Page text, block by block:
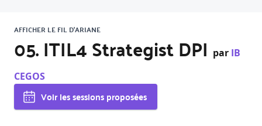
AFFICHER LE FIL D'ARIANE
05. ITIL4 Strategist DPI par IB
CEGOS
Voir les sessions proposées